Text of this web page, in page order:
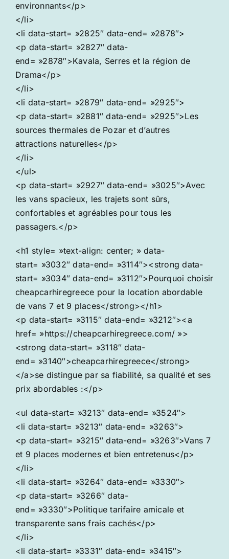
environnants</p>
</li>
<li data-start= »2825″ data-end= »2878″>
<p data-start= »2827″ data-
end= »2878″>Kavala, Serres et la région de
Drama</p>
</li>
<li data-start= »2879″ data-end= »2925″>
<p data-start= »2881″ data-end= »2925″>Les
sources thermales de Pozar et d’autres
attractions naturelles</p>
</li>
</ul>
<p data-start= »2927″ data-end= »3025″>Avec
les vans spacieux, les trajets sont sûrs,
confortables et agréables pour tous les
passagers.</p>
<h1 style= »text-align: center; » data-
start= »3032″ data-end= »3114″><strong data-
start= »3034″ data-end= »3112″>Pourquoi choisir
cheapcarhiregreece pour la location abordable
de vans 7 et 9 places</strong></h1>
<p data-start= »3115″ data-end= »3212″><a
href= »https://cheapcarhiregreece.com/ »>
<strong data-start= »3118″ data-
end= »3140″>cheapcarhiregreece</strong>
</a>se distingue par sa fiabilité, sa qualité et ses
prix abordables :</p>
<ul data-start= »3213″ data-end= »3524″>
<li data-start= »3213″ data-end= »3263″>
<p data-start= »3215″ data-end= »3263″>Vans 7
et 9 places modernes et bien entretenus</p>
</li>
<li data-start= »3264″ data-end= »3330″>
<p data-start= »3266″ data-
end= »3330″>Politique tarifaire amicale et
transparente sans frais cachés</p>
</li>
<li data-start= »3331″ data-end= »3415″>